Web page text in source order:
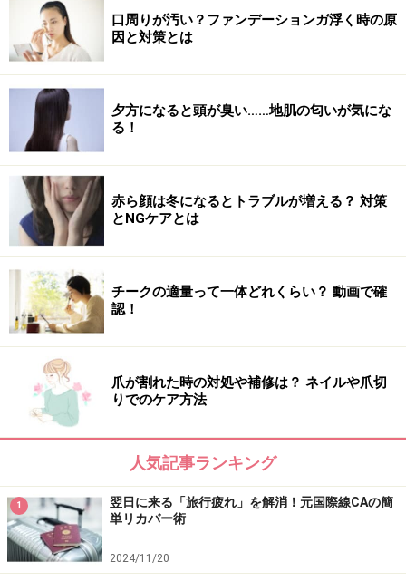
口周りが汚い？ファンデーションガ浮く時の原
因と対策とは
夕方になると頭が臭い……地肌の匂いが気にな
る！
赤ら顔は冬になるとトラブルが増える？ 対策
とNGケアとは
チークの適量って一体どれくらい？ 動画で確
認！
爪が割れた時の対処や補修は？ ネイルや爪切
りでのケア方法
人気記事ランキング
1
翌日に来る「旅行疲れ」を解消！元国際線CAの簡
単リカバー術
2024/11/20